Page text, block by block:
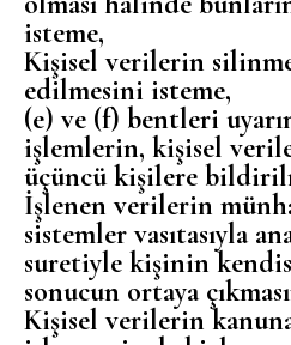
isteme,
Kişisel verilerin
edilmesini isteme,
(e) ve (f) bentleri
işlemlerin, kişisel
üçüncü kişilere
İşlenen verilerin
sistemler vasıtasıyla
suretiyle kişinin
sonucun ortaya
Kişisel verilerin